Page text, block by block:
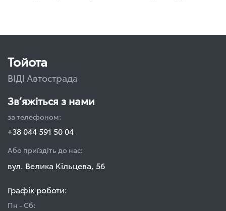
Тойота
ВІДІ Автострада
Зв’яжіться з нами
за телефоном:
+38 044 591 50 04
Або приїздіть до нас:
вул. Велика Кільцева, 56
Графік роботи:
Пн - Сб: